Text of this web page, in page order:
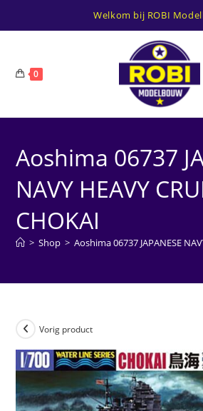
Welkom bij ROBI
0
Aoshima 06737
NAVY HEAVY
CHOKAI
> Shop > Aoshima 06737 JAPANESE
Vorig product